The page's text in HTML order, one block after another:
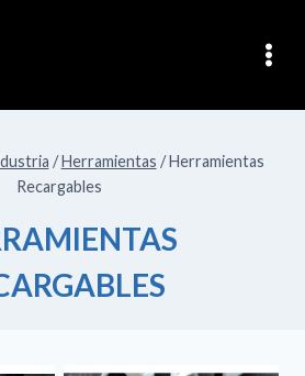
/ Herramientas / Herramientas
Recargables